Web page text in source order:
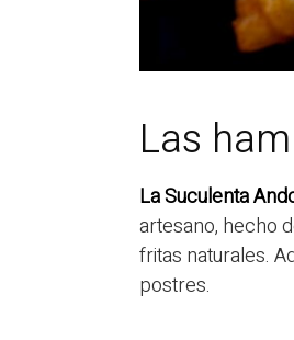
Las
La Suculenta
artesano, hecho
fritas naturales.
postres.